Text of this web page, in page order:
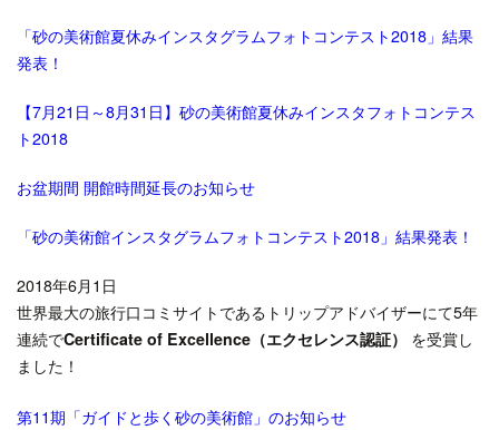
「砂の美術館夏休みインスタグラムフォトコンテスト2018」結果
発表！
【7月21日～8月31日】砂の美術館夏休みインスタフォトコンテス
ト2018
お盆期間 開館時間延長のお知らせ
「砂の美術館インスタグラムフォトコンテスト2018」結果発表！
2018年6月1日
世界最大の旅行口コミサイトであるトリップアドバイザーにて5年
連続でCertificate of Excellence（エクセレンス認証）
を受賞し
ました！
第11期「ガイドと歩く砂の美術館」のお知らせ